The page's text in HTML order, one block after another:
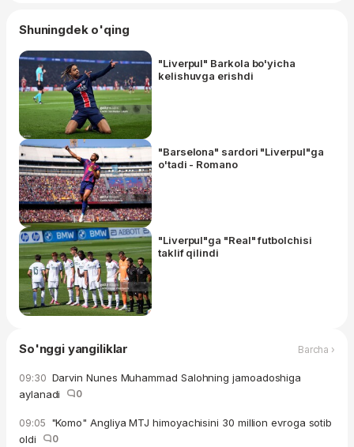
Shuningdek o'qing
"Liverpul" Barkola bo'yicha
kelishuvga erishdi
"Barselona" sardori "Liverpul"ga
o'tadi - Romano
"Liverpul"ga "Real" futbolchisi
taklif qilindi
So'nggi yangiliklar Barcha ›
09:30 Darvin Nunes Muhammad Salohning jamoadoshiga
aylanadi
0
09:05 "Komo" Angliya MTJ himoyachisini 30 million evroga sotib
oldi
0